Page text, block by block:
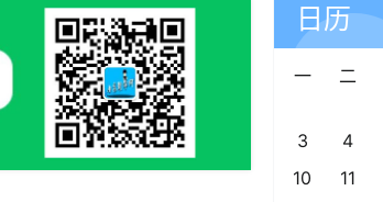
日历
一 二
3
4
10
11